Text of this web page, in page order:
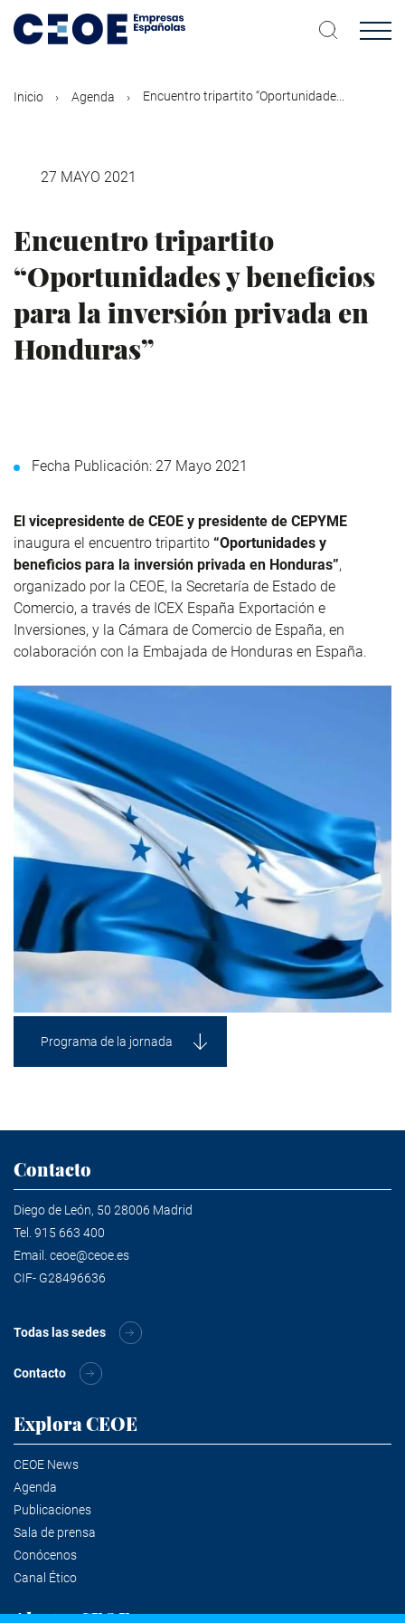
contenido
Inicio Agenda Encuentro tripartito “Oportunidade...
27 MAYO 2021
Encuentro tripartito
“Oportunidades y beneficios
para la inversión privada en
Honduras”
Fecha Publicación: 27 Mayo 2021
El vicepresidente de CEOE y presidente de CEPYME
inaugura el encuentro tripartito “Oportunidades y
beneficios para la inversión privada en Honduras”,
organizado por la CEOE, la Secretaría de Estado de
Comercio, a través de ICEX España Exportación e
Inversiones, y la Cámara de Comercio de España, en
colaboración con la Embajada de Honduras en España.
Programa de la jornada
Contacto
Diego de León, 50 28006 Madrid
Tel. 915 663 400
Email. ceoe@ceoe.es
CIF- G28496636
Todas las sedes
Contacto
Explora CEOE
CEOE News
Agenda
Publicaciones
Sala de prensa
Conócenos
Canal Ético